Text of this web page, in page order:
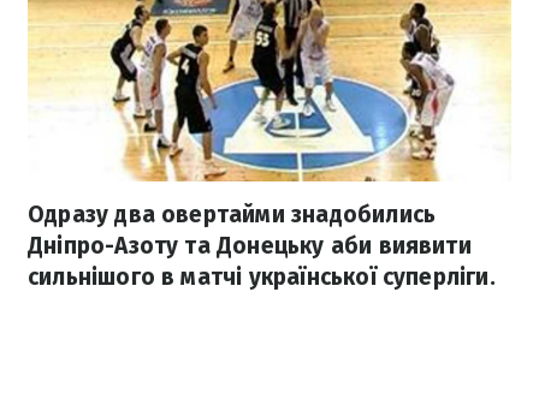
Одразу два овертайми знадобились
Дніпро-Азоту та Донецьку аби виявити
сильнішого в матчі української суперліги.